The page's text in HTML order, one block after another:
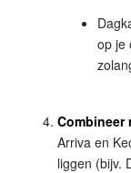
op je
Combineer
Arriva en
liggen (bijv.